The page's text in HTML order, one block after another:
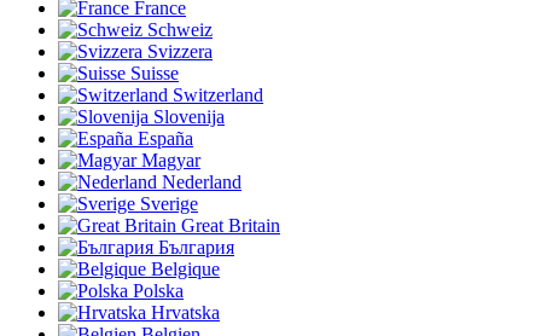
France
Schweiz
Svizzera
Suisse
Switzerland
Slovenija
España
Magyar
Nederland
Sverige
Great Britain
България
Belgique
Polska
Hrvatska